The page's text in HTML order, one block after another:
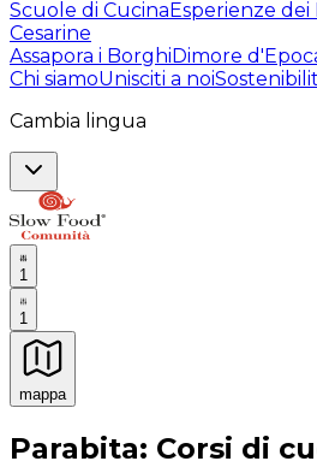
Scuole di CucinaEsperienze
Cesarine
Assapora i BorghiDimore
Chi siamoUnisciti a noi
Cambia lingua
1
1
mappa
Esperienze culinarie
Parabita: Corsi di